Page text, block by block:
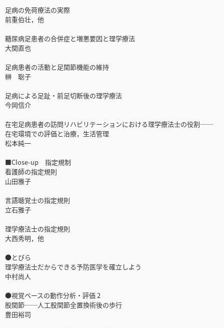
足病の免荷療法の実際
前重伯壮，他
糖尿病足患者の合併症と増悪要因と理学療法
大関直也
足病患者の活動と足関節機能の維持
榊 聡子
足病による足趾・前足切断後の理学療法
今岡信介
在宅足病患者の訪問リハビリテーションにおける理学療法士の役割──
在宅環境での評価と治療，生活管理
松本純一
■Close-up 指定規制
看護師の指定規則
山田雅子
言語聴覚士の指定規則
立石雅子
理学療法士の指定規則
大西秀明，他
●とびら
理学療法士だからできる予防医学を確立しよう
中村尚人
●視覚ベースの動作分析・評価 2
股関節──人工股関節全置換術後の歩行
豊田裕司